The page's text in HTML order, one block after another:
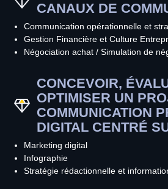
CANAUX DE
Communication opérationnelle et
Gestion Financière et Culture
Négociation achat / Simulation de
CONCEVOIR,
OPTIMISER UN
COMMUNICATION
DIGITAL CENTRÉ
Marketing digital
Infographie
Stratégie rédactionnelle et